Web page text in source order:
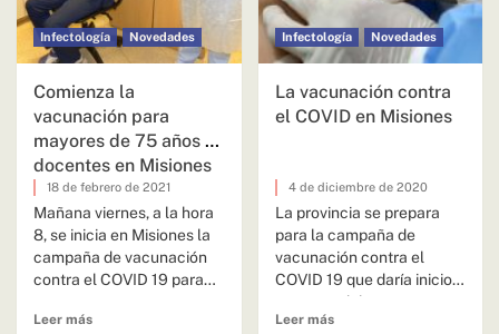
Infectología Novedades
Comienza la
vacunación para
mayores de 75 años y
docentes en Misiones
18 de febrero de 2021
Mañana viernes, a la hora
8, se inicia en Misiones la
campaña de vacunación
contra el COVID 19 para
Leer más
Infectología Novedades
La vacunación contra
el COVID en Misiones
4 de diciembre de 2020
La provincia se prepara
para la campaña de
vacunación contra el
COVID 19 que daría inicio
en enero del año...
Leer más